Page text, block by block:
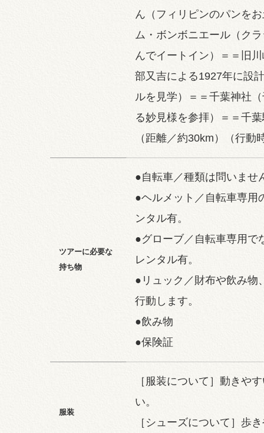
ん（フィリピンのパンを
ム・ボンボニエール（ク
んでイートイン）＝＝旧
部又吉による1927年に設
ルを見学）＝＝千葉神社
る妙見様を参拝）＝＝千
（距離／約30km）（行動
ツアーに必要な
持ち物
●自転車／種類は問いませ
●ヘルメット／自転車専用
ンタル有。
●グローブ／自転車専用で
レンタル有。
●リュック／財布や飲み物
行動します。
●飲み物
●保険証
服装
［服装について］動きや
い。
［シューズについて］歩